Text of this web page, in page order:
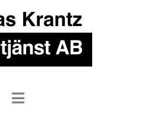
Navigation